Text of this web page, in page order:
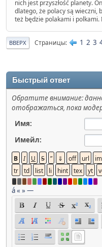
nich jest przyszłość planety.
dlatego, że polacy są wieczni,
też będzie polakami i polkami.
ВВЕРХ Страницы 1 2 3
Быстрый ответ
Обратите внимание:
отображаться, пока
Имя:
Имейл:
á« »—